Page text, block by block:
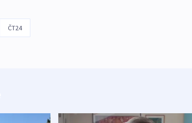
ČT24